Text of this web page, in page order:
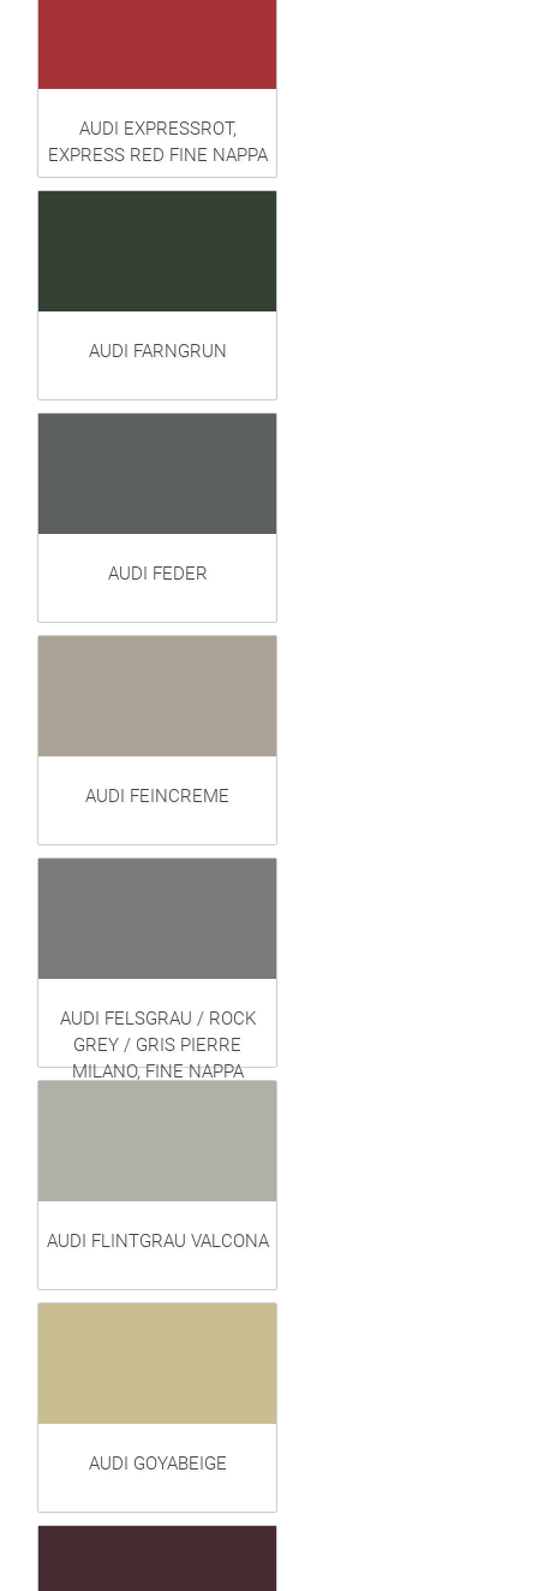
AUDI EXPRESSROT,
EXPRESS RED FINE NAPPA
AUDI FARNGRUN
AUDI FEDER
AUDI FEINCREME
AUDI FELSGRAU / ROCK
GREY / GRIS PIERRE
MILANO, FINE NAPPA
AUDI FLINTGRAU VALCONA
AUDI GOYABEIGE